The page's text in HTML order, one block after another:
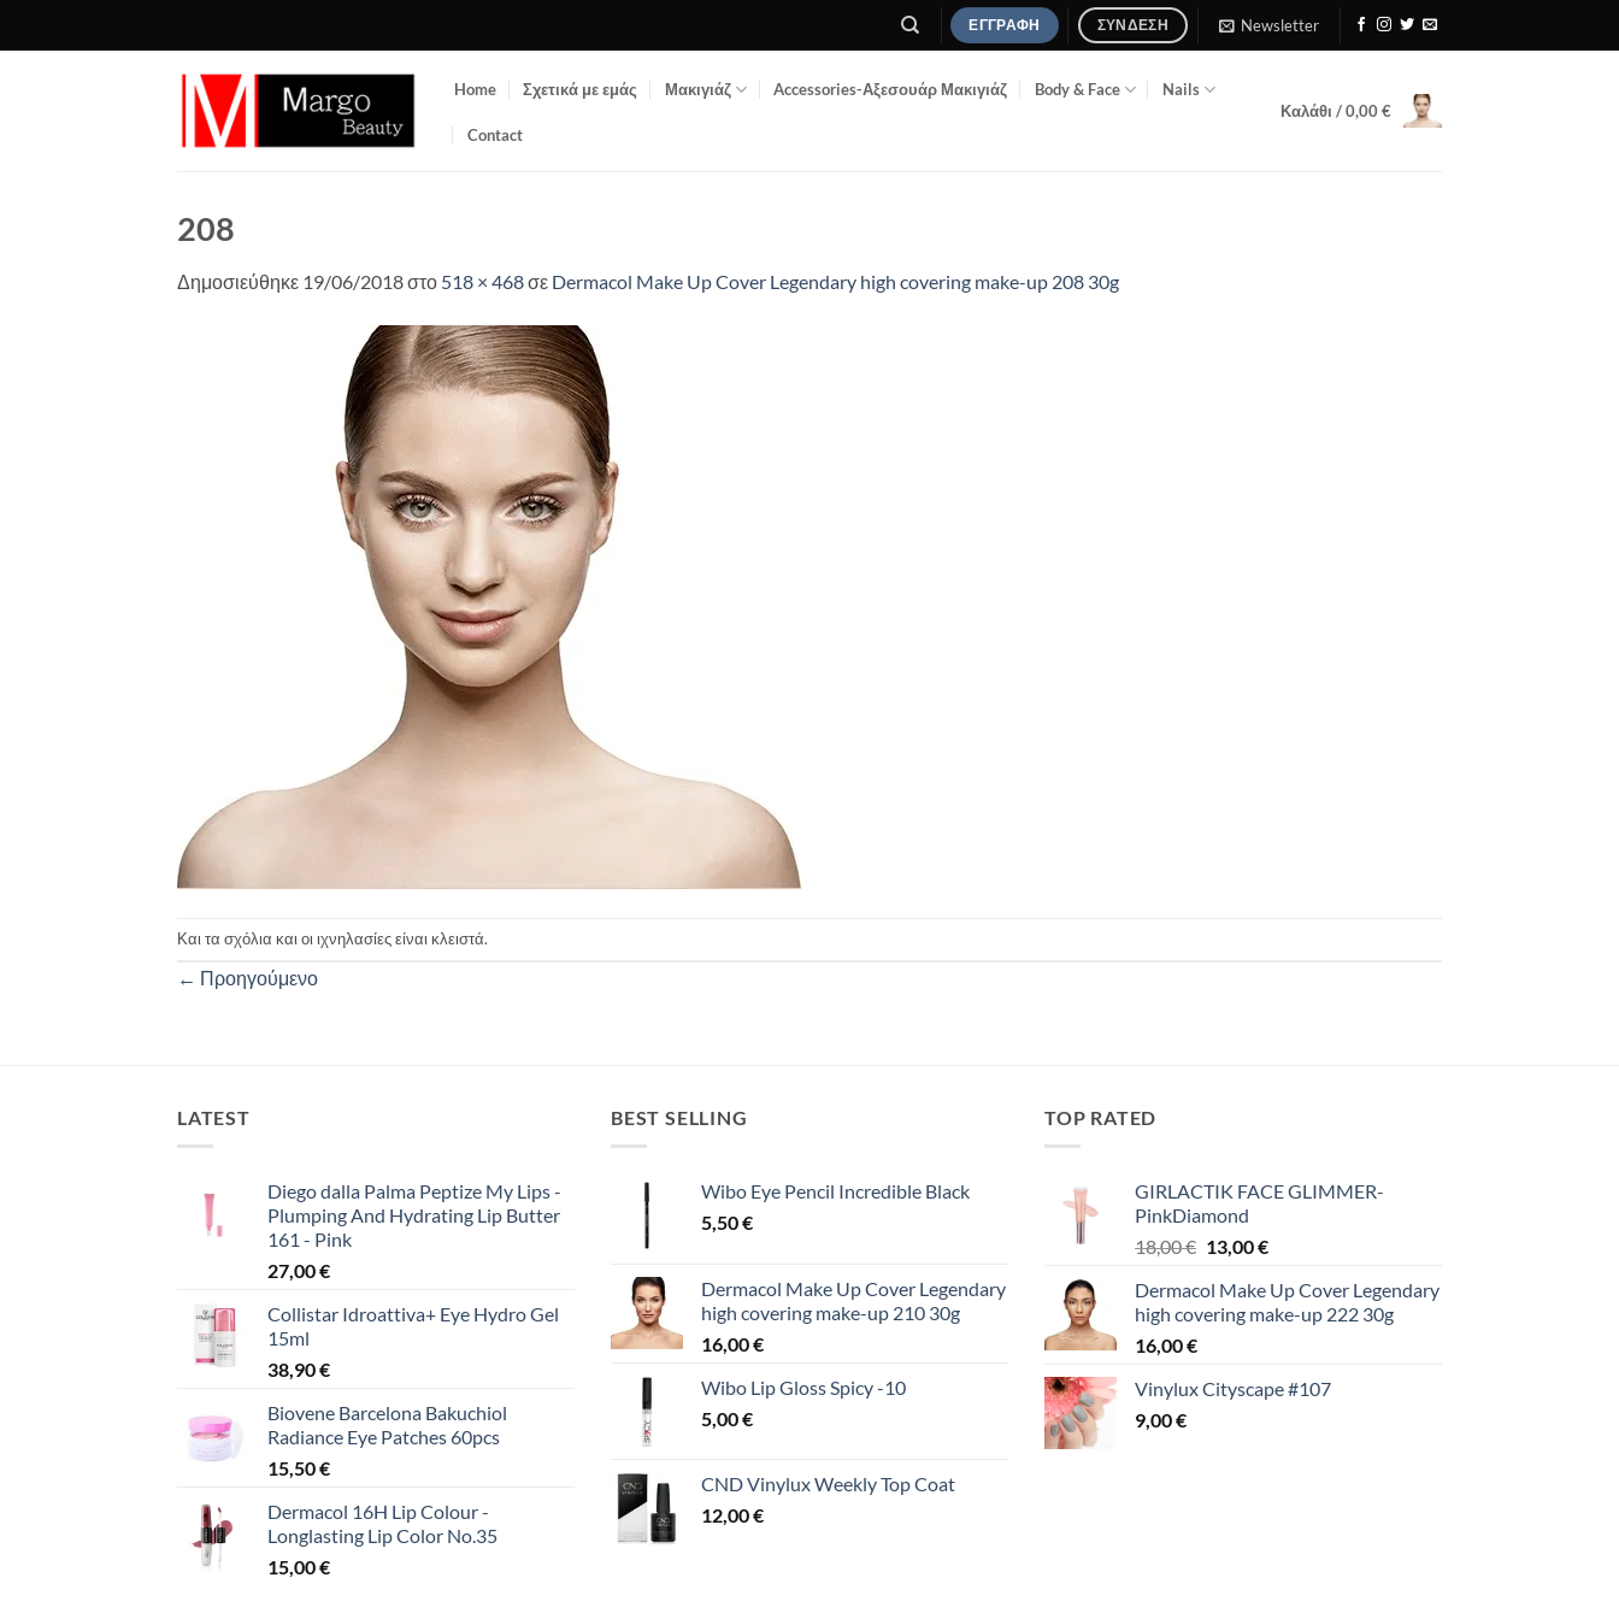
ΕΓΓΡΑΦΉ ΣΎΝΔΕΣΗ Newsletter
Home Σχετικά με εμάς Μακιγιάζ Accessories-Αξεσουάρ Μακιγιάζ Body & Face Nails
Contact
Καλάθι /0,00€
208
Δημοσιεύθηκε 19/06/2018στο 518 × 468σε Dermacol Make Up Cover Legendary high covering make-up 208 30g
Και τα σχόλια και οι ιχνηλασίες είναι κλειστά.
← Προηγούμενο
LATEST
Diego dalla Palma Peptize My Lips -
Plumping And Hydrating Lip Butter
161 - Pink
27,00€
Collistar Idroattiva+ Eye Hydro Gel
15ml
38,90€
Biovene Barcelona Bakuchiol
Radiance Eye Patches 60pcs
15,50€
Dermacol 16H Lip Colour -
Longlasting Lip Color No.35
15,00€
BEST SELLING
Wibo Eye Pencil Incredible Black
5,50€
Dermacol Make Up Cover Legendary
high covering make-up 210 30g
16,00€
Wibo Lip Gloss Spicy -10
5,00€
CND Vinylux Weekly Top Coat
12,00€
TOP RATED
GIRLACTIK FACE GLIMMER-
PinkDiamond
18,00€ Original
was:
18,00 €.
13,00€Η
τιμή
είναι:
Dermacol Make Up Cover Legendary
high covering make-up 222 30g
16,00€
Vinylux Cityscape #107
9,00€